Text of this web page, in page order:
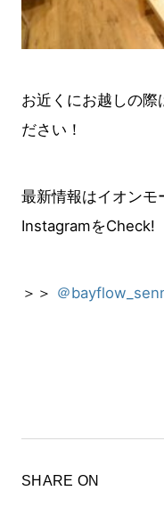
お近くにお越しの際
ださい！
最新情報はイオンモ
InstagramをCheck!
＞＞ ＠
SHARE ON